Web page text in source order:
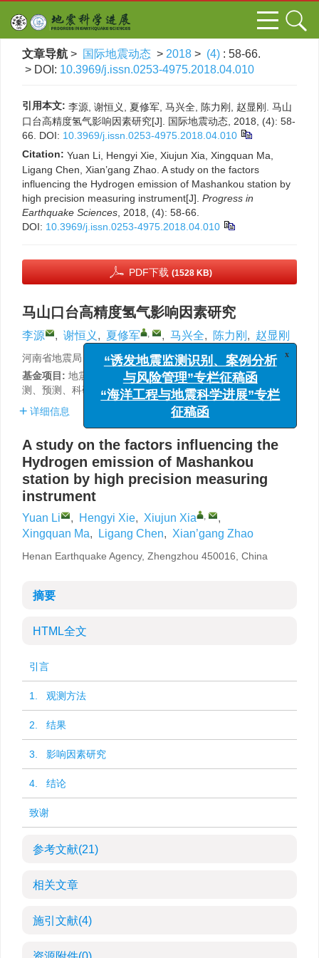
文章导航 > 国际地震动态 > 2018 > (4) : 58-66.
> DOI: 10.3969/j.issn.0253-4975.2018.04.010
引用本文: 李源, 谢恒义, 夏修军, 马兴全, 陈力刚, 赵显刚. 马山
口台高精度氢气影响因素研究[J]. 国际地震动态, 2018, (4): 58-
66. DOI: 10.3969/j.issn.0253-4975.2018.04.010
Citation: Yuan Li, Hengyi Xie, Xiujun Xia, Xingquan Ma,
Ligang Chen, Xian’gang Zhao. A study on the factors
influencing the Hydrogen emission of Mashankou station by
high precision measuring instrument[J]. Progress in
Earthquake Sciences , 2018, (4): 58-66.
DOI: 10.3969/j.issn.0253-4975.2018.04.010
PDF下载 (1528 KB)
马山口台高精度氢气影响因素研究
李源 , 谢恒义 , 夏修军 , , 马兴全, 陈力刚 , 赵显刚
河南省地震局，郑州 450016
基金项目: 地震科技星火计划（XH16026）和中国地震局监
测、预测、科研三结合课题（CEA-JC/3JH-171702）资助。
详细信息
A study on the factors influencing the
Hydrogen emission of Mashankou
station by high precision measuring
instrument
Yuan Li , Hengyi Xie, Xiujun Xia ,
,
Xingquan Ma, Ligang Chen, Xian’gang Zhao
Henan Earthquake Agency, Zhengzhou 450016, China
摘要
HTML全文
引言
1. 观测方法
2. 结果
3. 影响因素研究
4. 结论
致谢
参考文献(21)
相关文章
施引文献(4)
“诱发地震监测识别、案例分析
与风险管理”专栏征稿函
“海洋工程与地震科学进展”专栏
征稿函